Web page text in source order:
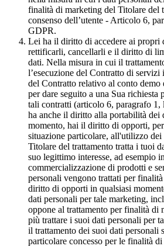
finalità di marketing del Titolare del
consenso dell’utente - Articolo 6,
GDPR.
Lei ha il diritto di accedere ai propri
rettificarli, cancellarli e il diritto di
dati. Nella misura in cui il
l’esecuzione del Contratto di
del Contratto relativo al conto
per dare seguito a una Sua richiesta
tali contratti (articolo 6, paragrafo
ha anche il diritto alla portabilità dei
momento, hai il diritto di opporti,
situazione particolare, all'utilizzo
Titolare del trattamento tratta i tuoi
suo legittimo interesse, ad esempio
commercializzazione di prodotti e
personali vengono trattati per
diritto di opporti in qualsiasi
dati personali per tale marketing,
oppone al trattamento per finalità di
più trattare i suoi dati personali per
il trattamento dei suoi dati personali
particolare concesso per le finalità